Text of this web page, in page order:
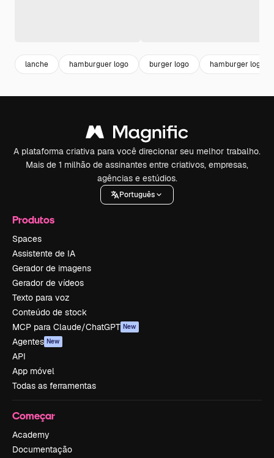
lanche hamburguer logo burger logo hamburger logo
A plataforma criativa para você direcionar seu melhor trabalho.
Mais de 1 milhão de assinantes entre criativos, empresas,
agências e estúdios.
Português
Produtos
Spaces
Assistente de IA
Gerador de imagens
Gerador de vídeos
Texto para voz
Conteúdo de stock
MCP para Claude/ChatGPT New
Agentes New
API
App móvel
Todas as ferramentas
Começar
Academy
Documentação